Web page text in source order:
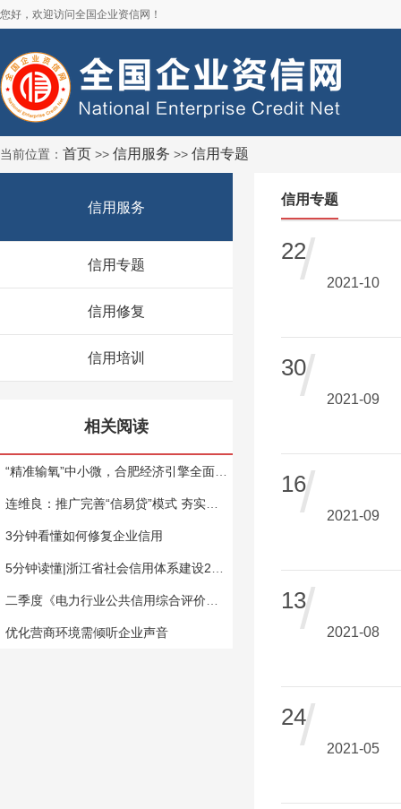
您好，欢迎访问全国企业资信网！
当前位置： 首页 >> 信用服务 >> 信用专题
信用服务
信用专题
信用修复
信用培训
相关阅读
3分钟看懂如何修复企业信用
优化营商环境需倾听企业声音
信用专题
22/ 2021-10
30/ 2021-09
16/ 2021-09
13/ 2021-08
24/ 2021-05